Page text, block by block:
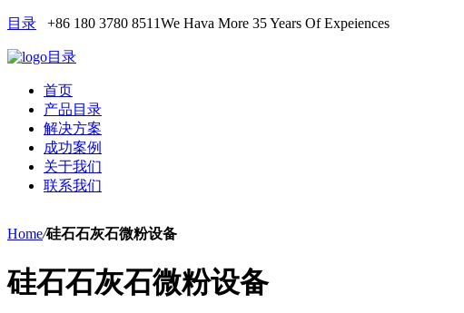
目录 +86 180 3780 8511We Hava More 35 Years Of Expeiences
目录
首页
产品目录
解决方案
成功案例
关于我们
联系我们
Home/硅石石灰石微粉设备
硅石石灰石微粉设备